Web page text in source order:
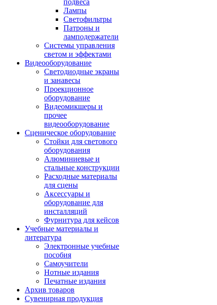
подвеса
Лампы
Светофильтры
Патроны и
ламподержатели
Системы управления
светом и эффектами
Видеооборудование
Светодиодные экраны
и занавесы
Проекционное
оборудование
Видеомикшеры и
прочее
видеооборудование
Сценическое оборудование
Стойки для светового
оборудования
Алюминиевые и
стальные конструкции
Расходные материалы
для сцены
Аксессуары и
оборудование для
инсталляций
Фурнитура для кейсов
Учебные материалы и
литература
Электронные учебные
пособия
Самоучители
Нотные издания
Печатные издания
Архив товаров
Сувенирная продукция